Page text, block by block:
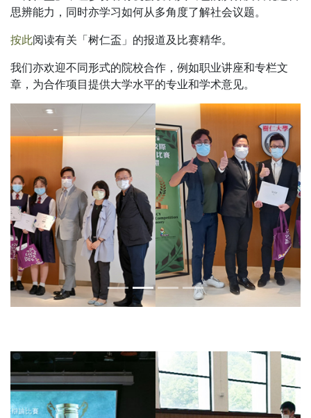
思辨能力，同时亦学习如何从多角度了解社会议题。
按此阅读有关「树仁盃」的报道及比赛精华。
我们亦欢迎不同形式的院校合作，例如职业讲座和专栏文
章，为合作项目提供大学水平的专业和学术意见。